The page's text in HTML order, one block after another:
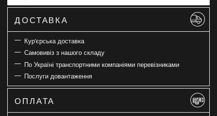
ДОСТАВКА
Кур'єрська доставка
Самовивіз з нашого складу
По Україні транспортними компаніями перевізниками
Послуги довантаження
ОПЛАТА